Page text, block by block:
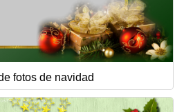
fotos de navidad